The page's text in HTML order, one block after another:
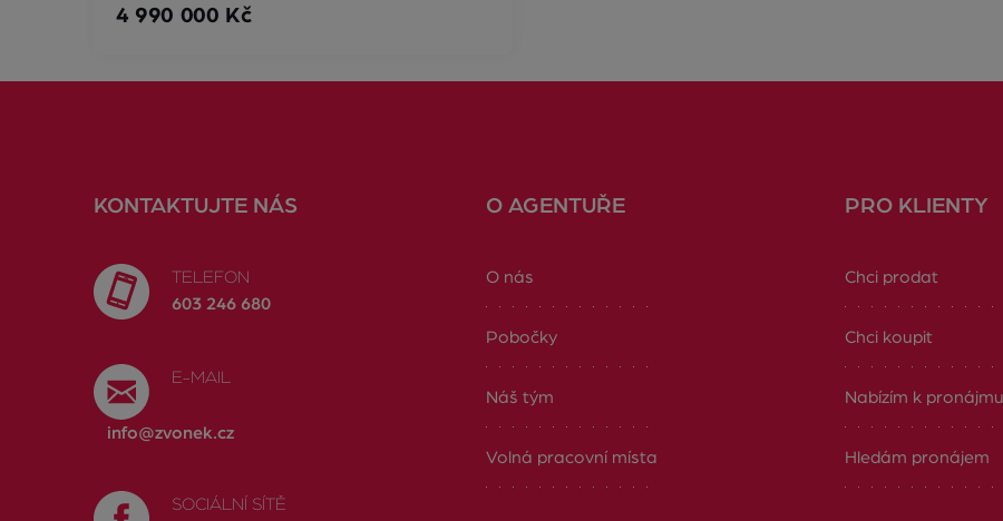
4 990 000 Kč
KONTAKTUJTE NÁS
TELEFON
603 246 680
E-MAIL
info@zvonek.cz
SOCIÁLNÍ SÍTĚ
O AGENTUŘE
O nás
Pobočky
Náš tým
Volná pracovní místa
PRO KLIENTY
Chci prodat
Chci koupit
Nabízím k pronájmu
Hledám pronájem